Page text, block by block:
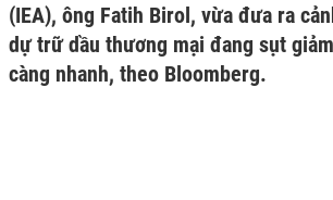
(IEA), ông Fatih Birol, vừa đưa ra
dự trữ dầu thương mại đang sụt
càng nhanh, theo Bloomberg.